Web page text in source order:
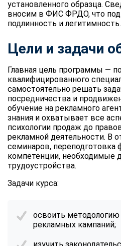
установленного образца.
вносим в ФИС ФРДО, что
подлинность и легитимность.
Цели и задачи
Главная цель программы —
квалифицированного
самостоятельно решать
посредничества и
обучение на рекламного
знания и охватывает все
психологии продаж до
рекламной деятельности. В
семинаров,
компетенции, необходимые
трудоустройства.
Задачи курса:
освоить методологию
рекламных кампаний;